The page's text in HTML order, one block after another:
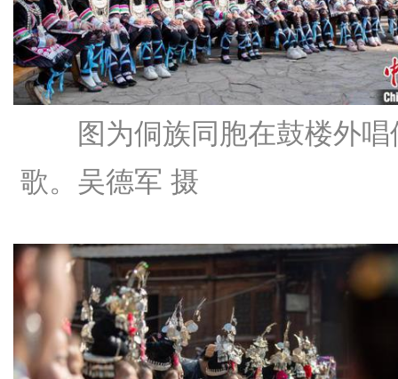
图为侗族同胞在鼓楼外唱
歌。吴德军 摄